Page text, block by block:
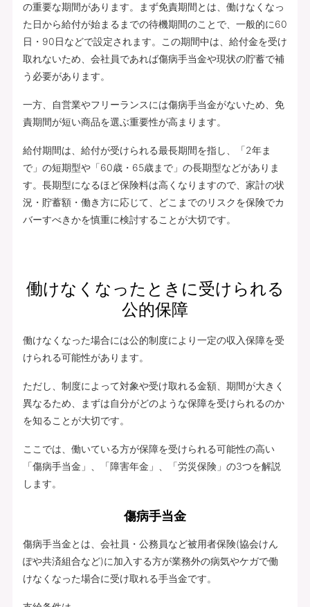
の重要な期間があります。まず免責期間とは、働けなくなっ
た日から給付が始まるまでの待機期間のことで、一般的に60
日・90日などで設定されます。この期間中は、給付金を受け
取れないため、会社員であれば傷病手当金や現状の貯蓄で補
う必要があります。
一方、自営業やフリーランスには傷病手当金がないため、免
責期間が短い商品を選ぶ重要性が高まります。
給付期間は、給付が受けられる最長期間を指し、「2年ま
で」の短期型や「60歳・65歳まで」の長期型などがありま
す。長期型になるほど保険料は高くなりますので、家計の状
況・貯蓄額・働き方に応じて、どこまでのリスクを保険でカ
バーすべきかを慎重に検討することが大切です。
働けなくなったときに受けられる
公的保障
働けなくなった場合には公的制度により一定の収入保障を受
けられる可能性があります。
ただし、制度によって対象や受け取れる金額、期間が大きく
異なるため、まずは自分がどのような保障を受けられるのか
を知ることが大切です。
ここでは、働いている方が保障を受けられる可能性の高い
「傷病手当金」、「障害年金」、「労災保険」の3つを解説
します。
傷病手当金
傷病手当金とは、会社員・公務員など被用者保険(協会けん
ぽや共済組合など)に加入する方が業務外の病気やケガで働
けなくなった場合に受け取れる手当金です。